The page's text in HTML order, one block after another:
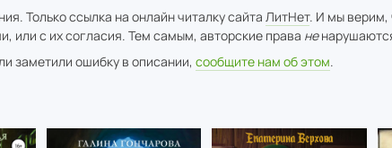
Только ссылка на онлайн читалку сайта ЛитНет. И мы верим,
или с их согласия. Тем самым, авторские права не
заметили ошибку в описании, сообщите нам об этом.